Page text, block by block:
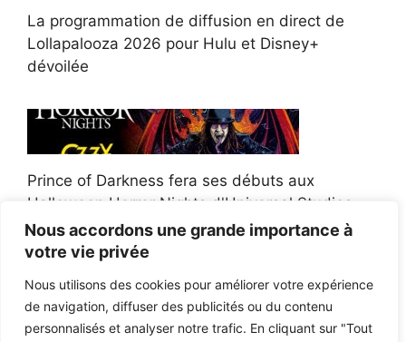
Nous accordons une grande importance à
votre vie privée
Nous utilisons des cookies pour améliorer votre expérience
de navigation, diffuser des publicités ou du contenu
personnalisés et analyser notre trafic. En cliquant sur "Tout
La programmation de diffusion en direct de
Lollapalooza 2026 pour Hulu et Disney+
dévoilée
Prince of Darkness fera ses débuts aux
Halloween Horror Nights d'Universal Studios
Afroman poursuit un policier de l'Ohio après la